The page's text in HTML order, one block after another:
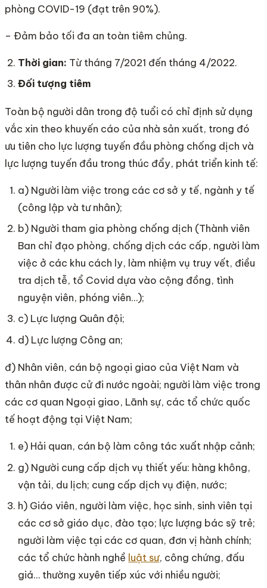
phòng COVID-19 (đạt trên 90%).
– Đảm bảo tối đa an toàn tiêm chủng.
Thời gian: Từ tháng 7/2021 đến tháng 4/2022.
Đối tượng tiêm
Toàn bộ người dân trong độ tuổi có chỉ định sử dụng
vắc xin theo khuyến cáo của nhà sản xuất, trong đó
ưu tiên cho lực lượng tuyến đầu phòng chống dịch và
lực lượng tuyến đầu trong thúc đẩy, phát triển kinh tế:
a) Người làm việc trong các cơ sở y tế, ngành y tế
(công lập và tư nhân);
b) Người tham gia phòng chống dịch (Thành viên
Ban chỉ đạo phòng, chống dịch các cấp, người làm
việc ở các khu cách ly, làm nhiệm vụ truy vết, điều
tra dịch tễ, tổ Covid dựa vào cộng đồng, tình
nguyện viên, phóng viên…);
c) Lực lượng Quân đội;
d) Lực lượng Công an;
đ) Nhân viên, cán bộ ngoại giao của Việt Nam và
thân nhân được cử đi nước ngoài; người làm việc trong
các cơ quan Ngoại giao, Lãnh sự, các tổ chức quốc
tế hoạt động tại Việt Nam;
e) Hải quan, cán bộ làm công tác xuất nhập cảnh;
g) Người cung cấp dịch vụ thiết yếu: hàng không,
vận tải, du lịch; cung cấp dịch vụ điện, nước;
h) Giáo viên, người làm việc, học sinh, sinh viên tại
các cơ sở giáo dục, đào tạo; lực lượng bác sỹ trẻ;
người làm việc tại các cơ quan, đơn vị hành chính;
các tổ chức hành nghề luật sư, công chứng, đấu
giá… thường xuyên tiếp xúc với nhiều người;